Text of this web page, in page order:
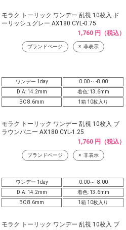
モラク トーリック ワンデー 乱視 10枚入 ド
ーリッシュグレー AX180 CYL-0.75
1,760 円（税込）
ブランドページ 非表示
ワンデー 1day
0.00～ -8.00
DIA: 14.2mm
着色: 13.6mm
BC 8.6mm
1箱 10枚入り
モラク トーリック ワンデー 乱視 10枚入 ブ
ラウンバニー AX180 CYL-1.25
1,760 円（税込）
ブランドページ 非表示
ワンデー 1day
0.00～ -8.00
DIA: 14.2mm
着色: 13.6mm
BC 8.6mm
1箱 10枚入り
モラク トーリック ワンデー 乱視 10枚入 ブ